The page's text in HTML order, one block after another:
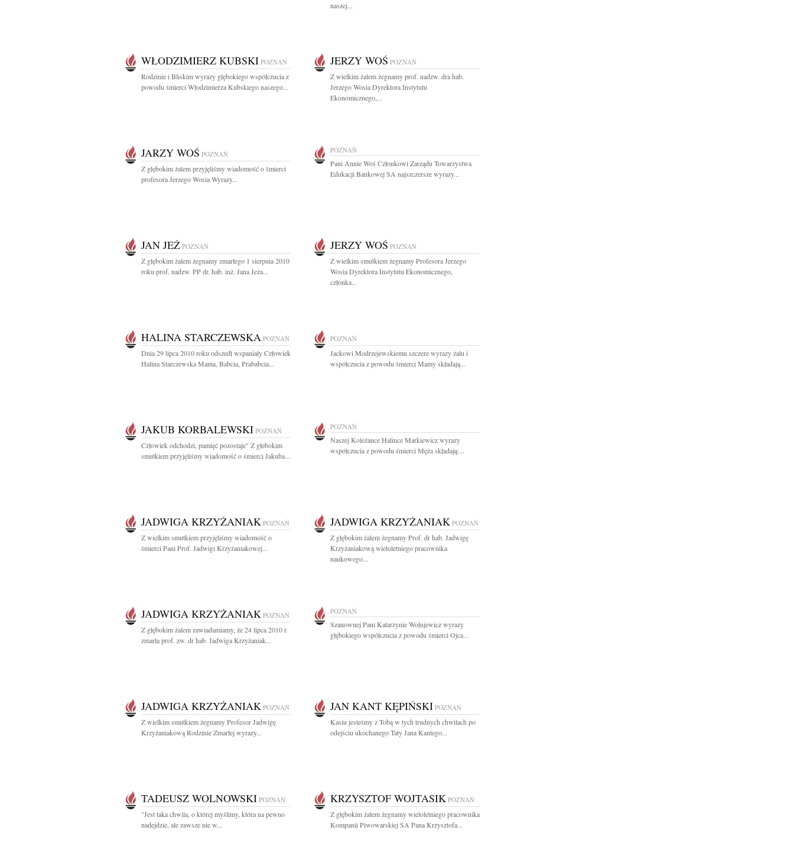
naszej...
WŁODZIMIERZ KUBSKI POZNAŃ
Rodzinie i Bliskim wyrazy głębokiego współczucia z
powodu śmierci Włodzimierza Kubskiego naszego...
JERZY WOŚ POZNAŃ
Z wielkim żalem żegnamy prof. nadzw. dra hab.
Jerzego Wosia Dyrektora Instytutu
Ekonomicznego,...
JARZY WOŚ POZNAŃ
Z głębokim żalem przyjęliśmy wiadomość o śmierci
profesora Jerzego Wosia Wyrazy...
POZNAŃ
Pani Annie Woś Członkowi Zarządu Towarzystwa
Edukacji Bankowej SA najszczersze wyrazy...
JAN JEŻ POZNAŃ
Z głębokim żalem żegnamy zmarłego 1 sierpnia 2010
roku prof. nadzw. PP dr. hab. inż. Jana Jeża...
JERZY WOŚ POZNAŃ
Z wielkim smutkiem żegnamy Profesora Jerzego
Wosia Dyrektora Instytutu Ekonomicznego,
członka...
HALINA STARCZEWSKA POZNAŃ
Dnia 29 lipca 2010 roku odszedł wspaniały Człowiek
Halina Starczewska Mama, Babcia, Prababcia...
POZNAŃ
Jackowi Modrzejewskiemu szczere wyrazy żalu i
współczucia z powodu śmierci Mamy składają...
JAKUB KORBALEWSKI POZNAŃ
Człowiek odchodzi, pamięć pozostaje" Z głebokim
smutkiem przyjęliśmy wiadomość o śmierci Jakuba...
POZNAŃ
Naszej Koleżance Halince Markiewicz wyrazy
współczucia z powodu śmierci Męża składają:...
JADWIGA KRZYŻANIAK POZNAŃ
Z wielkim smutkiem przyjęliśmy wiadomość o
śmierci Pani Prof. Jadwigi Krzyżaniakowej...
JADWIGA KRZYŻANIAK POZNAŃ
Z głębokim żalem żegnamy Prof. dr hab. Jadwigę
Krzyżaniakową wieloletniego pracownika
naukowego...
JADWIGA KRZYŻANIAK POZNAŃ
Z głębokim żalem zawiadamiamy, że 24 lipca 2010 r.
zmarła prof. zw. dr hab. Jadwiga Krzyżaniak...
POZNAŃ
Szanownej Pani Katarzynie Wołujewicz wyrazy
głębokiego współczucia z powodu śmierci Ojca...
JADWIGA KRZYŻANIAK POZNAŃ
Z wielkim smutkiem żegnamy Profesor Jadwigę
Krzyżaniakową Rodzinie Zmarłej wyrazy...
JAN KANT KĘPIŃSKI POZNAŃ
Kasiu jesteśmy z Tobą w tych trudnych chwilach po
odejściu ukochanego Taty Jana Kantego...
TADEUSZ WOLNOWSKI POZNAŃ
"Jest taka chwila, o której myślimy, która na pewno
nadejdzie, ale zawsze nie w...
KRZYSZTOF WOJTASIK POZNAŃ
Z głębokim żalem żegnamy wieloletniego pracownika
Kompanii Piwowarskiej SA Pana Krzysztofa...